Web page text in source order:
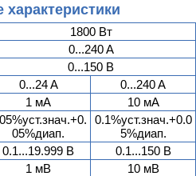
характеристики
1800 Вт
0...240 A
0...150 В
0...24 A
0...240 A
1 мA
10 мA
05%диап.
0.1%уст.знач.+0.0
5%диап.
0.1...19.999 В
0.1...150 В
1 мВ
10 мВ